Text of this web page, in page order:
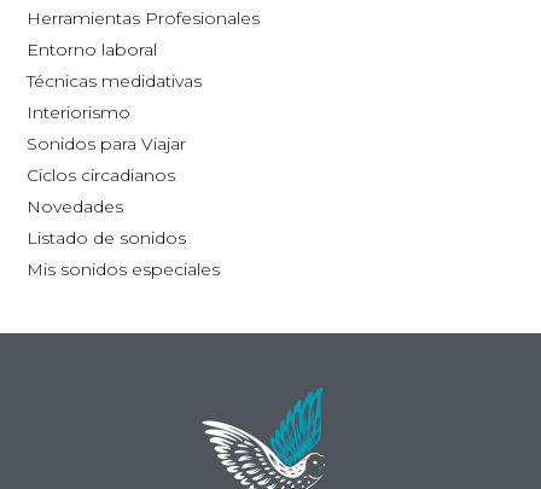
Herramientas Profesionales
Entorno laboral
Técnicas medidativas
Interiorismo
Sonidos para Viajar
Ciclos circadianos
Novedades
Listado de sonidos
Mis sonidos especiales